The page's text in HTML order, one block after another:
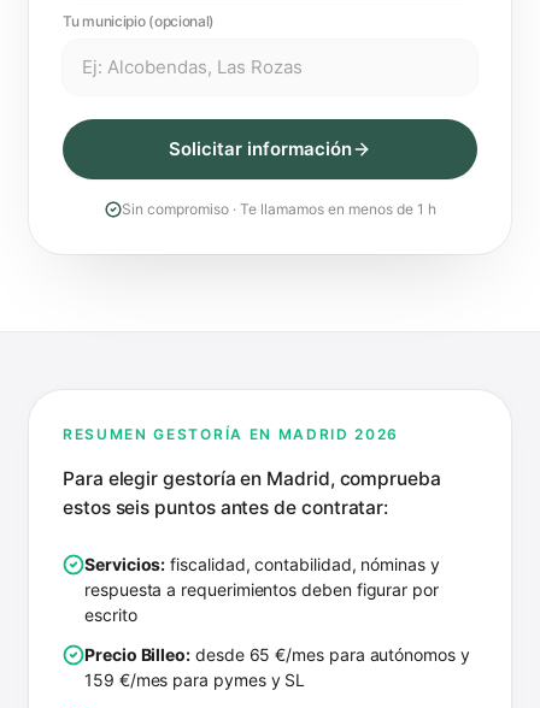
Tu municipio (opcional)
Solicitar información
Sin compromiso · Te llamamos en menos de 1 h
RESUMEN GESTORÍA EN MADRID 2026
Para elegir gestoría en Madrid, comprueba
estos seis puntos antes de contratar:
Servicios: fiscalidad, contabilidad, nóminas y
respuesta a requerimientos deben figurar por
escrito
Precio Billeo: desde 65 €/mes para autónomos y
159 €/mes para pymes y SL